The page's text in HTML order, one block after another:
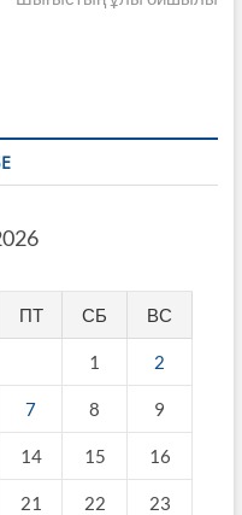
ПТ СБ ВС
1 2
7 8 9
14 15 16
21 22 23